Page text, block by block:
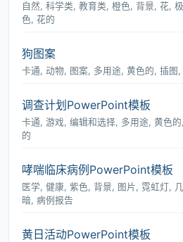
自然, 科学类, 教育类, 橙色, 背景, 花,
色, 花的
狗图案
卡通, 动物, 图案, 多用途, 黄色的, 插图
调查计划PowerPoint模板
卡通, 游戏, 编辑和选择, 多用途, 黄色
的
哮喘临床病例PowerPoint模板
医学, 健康, 紫色, 背景, 图片, 霓虹灯,
暗, 病例报告
黄日活动PowerPoint模板